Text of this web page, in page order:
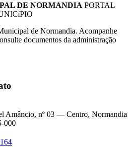
DE NORMANDIA PORTAL
de Normandia. Acompanhe
documentos da administração
Amâncio, nº 03 — Centro, Normandia
000